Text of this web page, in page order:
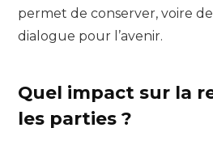
permet de conserver, voire
dialogue pour l’avenir.
Quel impact sur la
les parties ?